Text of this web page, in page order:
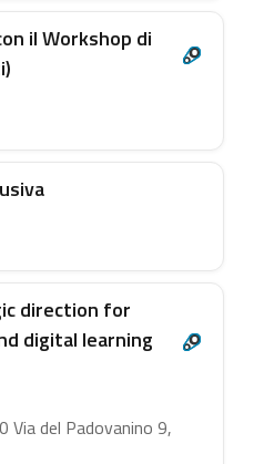
il Workshop di
direction for
digital learning
del Padovanino 9,